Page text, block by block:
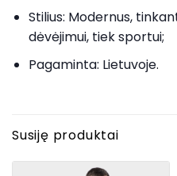
Stilius: Modernus,
dėvėjimui, tiek sportui;
Pagaminta: Lietuvoje.
Susiję produktai